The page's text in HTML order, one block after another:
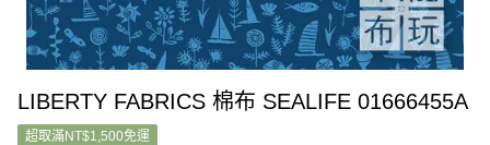
LIBERTY FABRICS 棉布 SEALIFE 01666455A
超取滿NT$1,500免運